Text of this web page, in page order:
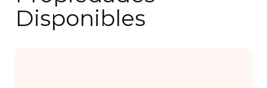
Disponibles